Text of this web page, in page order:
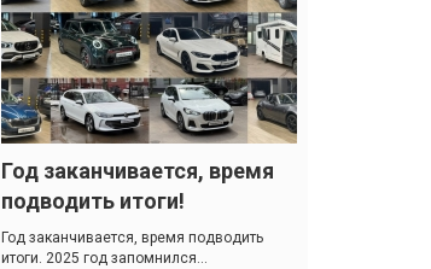
Год заканчивается, время
подводить итоги!
Год заканчивается, время подводить
итоги. 2025 год запомнился...